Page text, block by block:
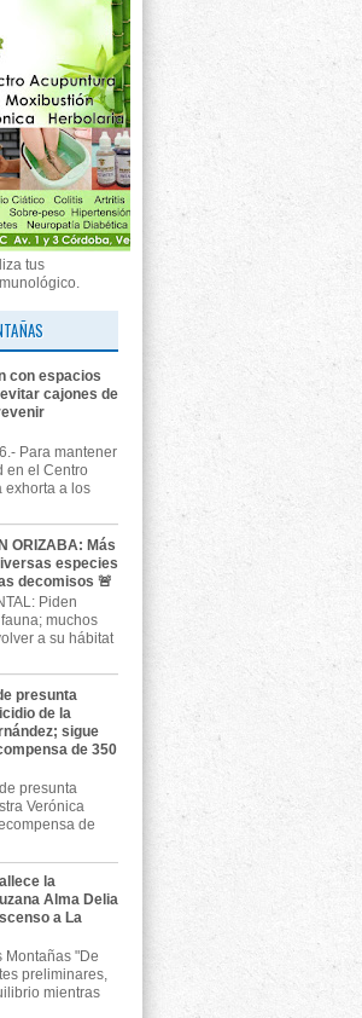
tus
con espacios
cajones de
Para mantener
en el Centro
exhorta a los
ORIZABA: Más
especies
decomisos 🚨
Piden
muchos
a su hábitat
presunta
de la
sigue
de 350
presunta
Verónica
de
la
Alma Delia
a La
Montañas "De
preliminares,
mientras